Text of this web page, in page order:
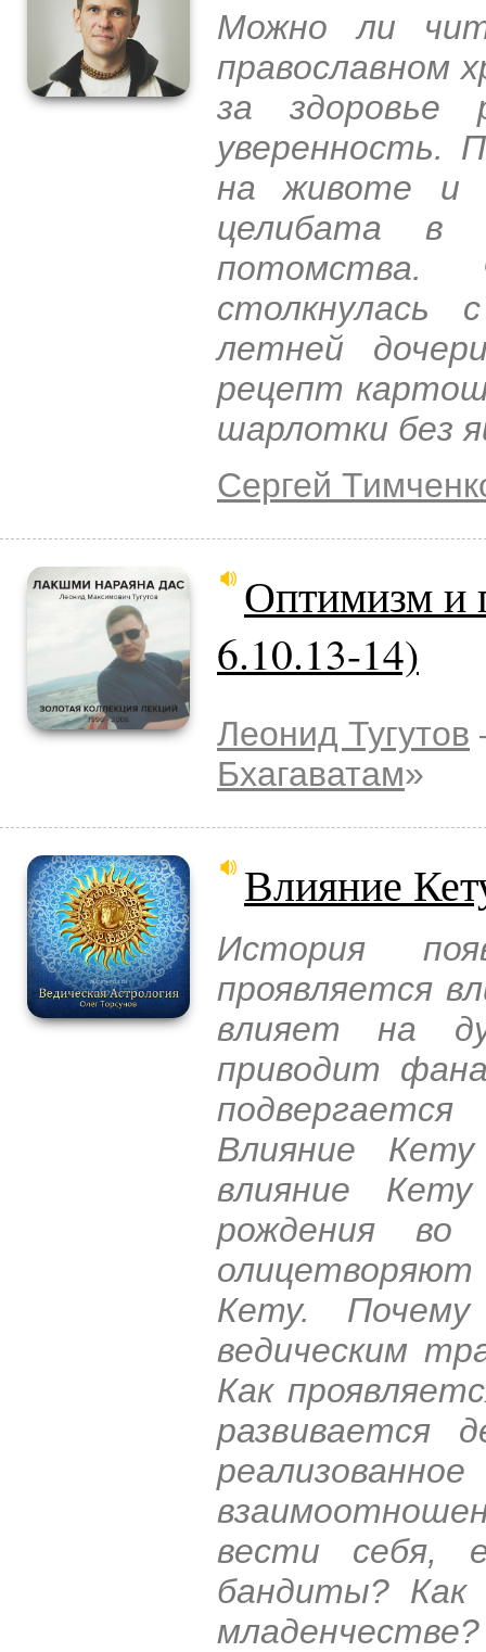
Можно ли
православном
за здоровье
уверенность.
на животе и
целибата в
летней
рецепт
шарлотки без
Сергей
Оптимизм и
6.10.13-14)
Леонид Тугутов
Бхагаватам»
Влияние
История
проявляется
влияет на
приводит
Влияние
влияние
рождения во
Кету.
ведическим
Как
развивается
вести себя,
бандиты? Как
младенчестве?